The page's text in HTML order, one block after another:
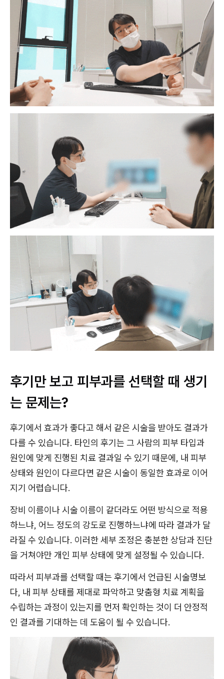
후기만 보고 피부과를 선택할 때 생기
는 문제는?
후기에서 효과가 좋다고 해서 같은 시술을 받아도 결과가
다를 수 있습니다. 타인의 후기는 그 사람의 피부 타입과
원인에 맞게 진행된 치료 결과일 수 있기 때문에, 내 피부
상태와 원인이 다르다면 같은 시술이 동일한 효과로 이어
지기 어렵습니다.
장비 이름이나 시술 이름이 같더라도 어떤 방식으로 적용
하느냐, 어느 정도의 강도로 진행하느냐에 따라 결과가 달
라질 수 있습니다. 이러한 세부 조정은 충분한 상담과 진단
을 거쳐야만 개인 피부 상태에 맞게 설정될 수 있습니다.
따라서 피부과를 선택할 때는 후기에서 언급된 시술명보
다, 내 피부 상태를 제대로 파악하고 맞춤형 치료 계획을
수립하는 과정이 있는지를 먼저 확인하는 것이 더 안정적
인 결과를 기대하는 데 도움이 될 수 있습니다.